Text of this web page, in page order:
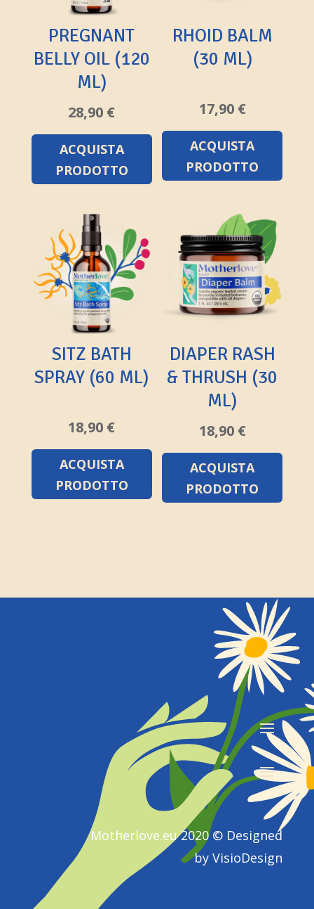
PREGNANT
BELLY OIL (120
ML)
28,90 €
ACQUISTA
PRODOTTO
RHOID BALM
(30 ML)
17,90 €
ACQUISTA
PRODOTTO
SITZ BATH
SPRAY (60 ML)
18,90 €
ACQUISTA
PRODOTTO
DIAPER RASH
& THRUSH (30
ML)
18,90 €
ACQUISTA
PRODOTTO
Motherlove.eu 2020 © Designed
byVisioDesign